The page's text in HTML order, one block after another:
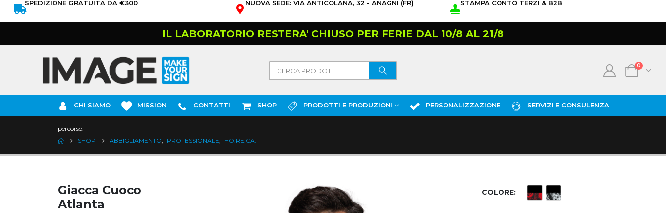
SPEDIZIONE GRATUITA DA €300 NUOVA SEDE: VIA ANTICOLANA, 32 - ANAGNI (FR) STAMPA CONTO TERZI & B2B
IL LABORATORIO RESTERA' CHIUSO PER FERIE DAL 10/8 AL 21/8
0
CHI SIAMO MISSION CONTATTI SHOP PRODOTTI E PRODUZIONI PERSONALIZZAZIONE SERVIZI E CONSULENZA
percorso:
SHOP
ABBIGLIAMENTO, PROFESSIONALE, HO.RE.CA.
Giacca Cuoco
Atlanta
COLORE